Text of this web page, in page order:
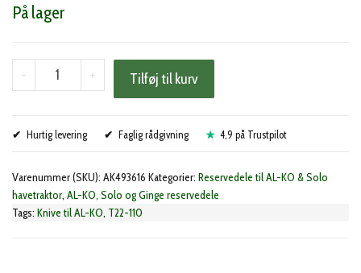
På lager
-
Solo
overkniv,
(493616)
+ Tilføj til kurv
Hurtig levering Faglig rådgivning 4,9 på Trustpilot
Varenummer (SKU): AK493616 Kategorier: Reservedele til AL-KO & Solo
havetraktor AL-KO, Solo og Ginge reservedele
Tags: Knive til AL-KO T22-110